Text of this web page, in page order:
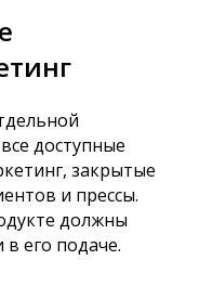
доступные
закрытые
и прессы.
должны
его подаче.